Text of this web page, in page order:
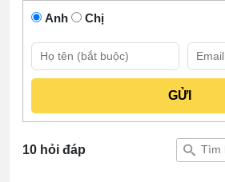
Anh Chị
10 hỏi đáp